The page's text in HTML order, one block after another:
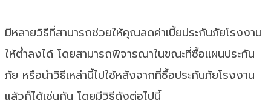
มีหลายวิธีที่สามารถช่วยให้คุณลดค่าเบี้ยประกันภัยโรงงาน
ให้ต่ำลงได้ โดยสามารถพิจารณาในขณะที่ซื้อแผนประกัน
ภัย หรือนำวิธีเหล่านี้ไปใช้หลังจากที่ซื้อประกันภัยโรงงาน
แล้วก็ได้เช่นกัน โดยมีวิธีดังต่อไปนี้